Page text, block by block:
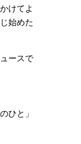
けてよ
始めた
ースで
ひと」